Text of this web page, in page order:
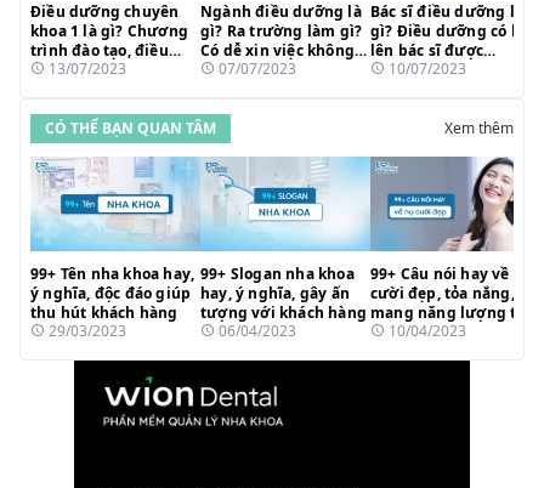
Điều dưỡng chuyên
khoa 1 là gì? Chương
trình đào tạo, điều
kiện học và cơ hội
13/07/2023
Ngành điều dưỡng là
gì? Ra trường làm gì?
Có dễ xin việc không?
Cơ hội nghề nghiệp
07/07/2023
Bác sĩ điều dưỡng là
gì? Điều dưỡng có học
lên bác sĩ được
không?
10/07/2023
CÓ THỂ BẠN QUAN TÂM Xem thêm
99+ Tên nha khoa hay,
ý nghĩa, độc đáo giúp
thu hút khách hàng
29/03/2023
99+ Slogan nha khoa
hay, ý nghĩa, gây ấn
tượng với khách hàng
06/04/2023
99+ Câu nói hay về nụ
cười đẹp, tỏa nắng,
mang năng lượng tích
cực10/04/2023